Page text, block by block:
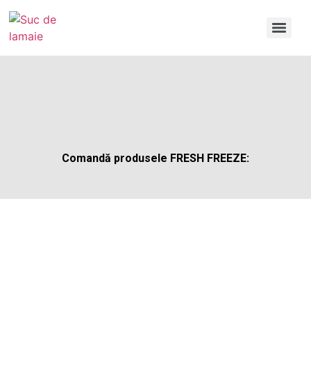
Comandă produsele FRESH FREEZE: